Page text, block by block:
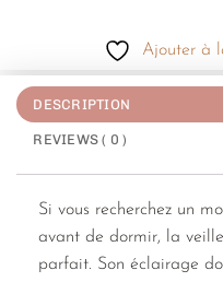
Ajouter à
DESCRIPTION
REVIEWS ( 0 )
Si vous recherchez un
avant de dormir, la
parfait. Son éclairage